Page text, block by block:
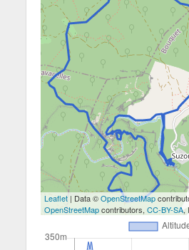
Leaflet| Data ©OpenStreetMap
OpenStreetMapcontributors, CC-BY-SA,